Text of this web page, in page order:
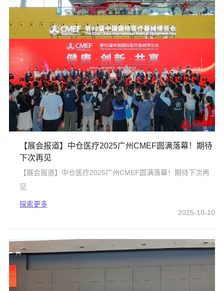
【展会报道】中仓医疗2025广州CMEF圆满落幕！期待
下次再见
【展会报道】中仓医疗2025广州CMEF圆满落幕！期待下次再
见
探索更多
2025-10-10